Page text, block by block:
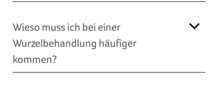
Wieso muss ich bei einer
Wurzelbehandlung häufiger
kommen?